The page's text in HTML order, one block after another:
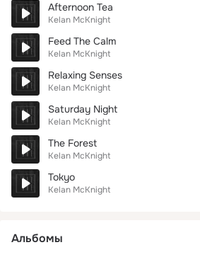
Afternoon Tea
Kelan McKnight
Feed The Calm
Kelan McKnight
Relaxing Senses
Kelan McKnight
Saturday Night
Kelan McKnight
The Forest
Kelan McKnight
Tokyo
Kelan McKnight
Альбомы